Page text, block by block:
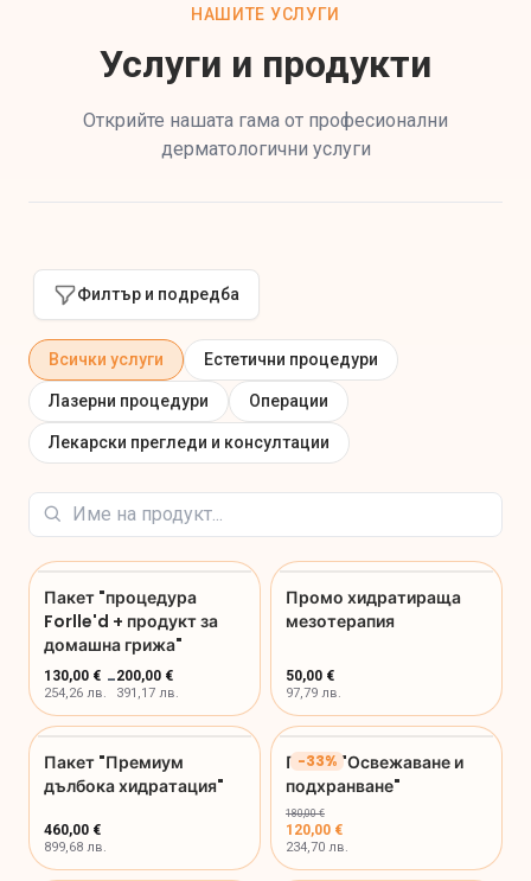
НАШИТЕ УСЛУГИ
Услуги и продукти
Открийте нашата гама от професионални
дерматологични услуги
Филтър и подредба
Всички услуги Естетични процедури
Лазерни процедури Операции
Лекарски прегледи и консултации
Пакет "процедура
Forlle'd + продукт за
домашна грижа"
130,00 €
254,26 лв.
-200,00 €
391,17 лв.
Промо хидратираща
мезотерапия
50,00 €
97,79 лв.
Пакет "Премиум
дълбока хидратация"
460,00 €
899,68 лв.
-33%
Пакет "Освежаване и
подхранване"
180,00 €
120,00 €
234,70 лв.